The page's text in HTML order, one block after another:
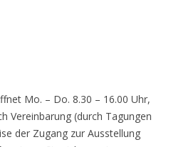
Mo. – Do. 8.30 – 16.00 Uhr,
Vereinbarung (durch Tagungen
der Zugang zur Ausstellung